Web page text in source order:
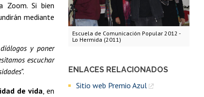
Escuela de Comunicación Popular 2012 -
Lo Hermida (2011)
ENLACES RELACIONADOS
Sitio web Premio Azul
Zoom. Si bien
mediante
y poner
escuchar
".
de vida, en